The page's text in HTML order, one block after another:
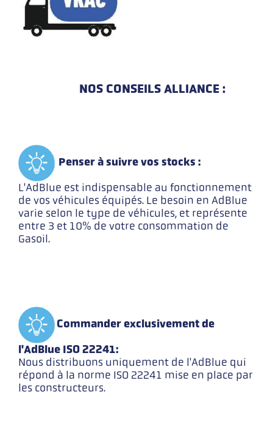
NOS CONSEILS ALLIANCE :
Penser à suivre vos stocks :
L'AdBlue est indispensable au fonctionnement
de vos véhicules équipés. Le besoin en AdBlue
varie selon le type de véhicules, et représente
entre 3 et 10% de votre consommation de
Gasoil.
Commander exclusivement de
l'AdBlue ISO 22241:
Nous distribuons uniquement de l'AdBlue qui
répond à la norme ISO 22241 mise en place par
les constructeurs.